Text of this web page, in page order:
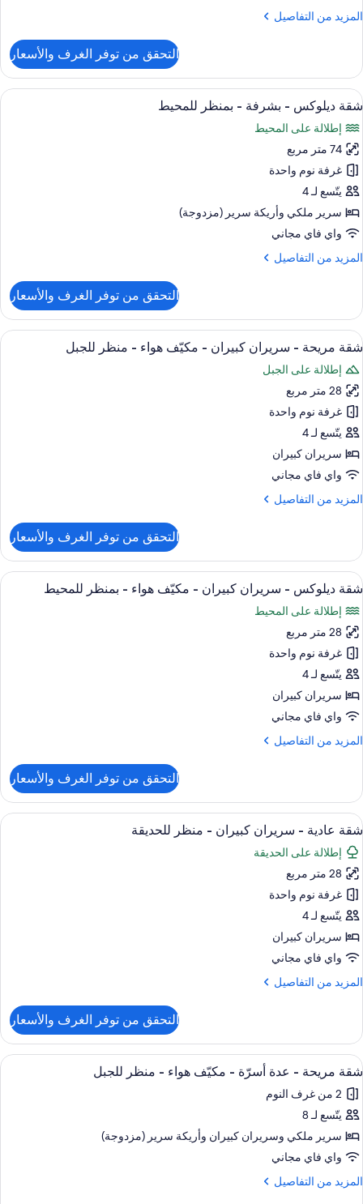
المزيد من التفاصيل
المزيد
شقة
مريحة
-
للجبل
التحقق من توفر الغرف والأسعار
استعراض
جميع
صور
شقة
ديلوكس
-
بشرفة
-
بمنظر
للمحيط
24
شقة ديلوكس - بشرفة - بمنظر للمحيط
إطلالة على المحيط
74 متر مربع
غرفة نوم واحدة
يتّسع لـ 4
سرير ملكي‫‬ وأريكة سرير (مزدوجة)
واي فاي مجاني
المزيد من التفاصيل
المزيد
شقة
ديلوكس
-
-
بمنظر
للمحيط
التحقق من توفر الغرف والأسعار
استعراض
جميع
صور
شقة
مريحة
-
سريران
كبيران
مكيّف
منظر
للجبل
ملاءات من القطن المصري وأغطية فراش
7
شقة مريحة - سريران كبيران - مكيّف هواء - منظر للجبل
إطلالة على الجبل
28 متر مربع
غرفة نوم واحدة
يتّسع لـ 4
سريران كبيران
واي فاي مجاني
المزيد من التفاصيل
المزيد
شقة
مريحة
-
كبيران
مكيّف
هواء
منظر
للجبل
التحقق من توفر الغرف والأسعار
استعراض
جميع
صور
شقة
ديلوكس
-
سريران
كبيران
مكيّف
بمنظر
للمحيط
ملاءات من القطن المصري وأغطية فراش
10
شقة ديلوكس - سريران كبيران - مكيّف هواء - بمنظر للمحيط
إطلالة على المحيط
28 متر مربع
غرفة نوم واحدة
يتّسع لـ 4
سريران كبيران
واي فاي مجاني
المزيد من التفاصيل
المزيد
شقة
ديلوكس
-
سريران
كبيران
مكيّف
هواء
بمنظر
للمحيط
التحقق من توفر الغرف والأسعار
استعراض
جميع
صور
شقة
عادية
-
سريران
كبيران
منظر
ملاءات من القطن المصري وأغطية فراش
16
شقة عادية - سريران كبيران - منظر للحديقة
إطلالة على الحديقة
28 متر مربع
غرفة نوم واحدة
يتّسع لـ 4
سريران كبيران
واي فاي مجاني
المزيد من التفاصيل
المزيد
شقة
عادية
-
كبيران
للحديقة
التحقق من توفر الغرف والأسعار
استعراض
جميع
صور
شقة
مريحة
-
عدة
أسرّة
ملاءات من القطن المصري وأغطية فراش
17
شقة مريحة - عدة أسرّة - مكيّف هواء - منظر للجبل
2 من غرف النوم
يتّسع لـ 8
سرير ملكي‫‬ وسريران كبيران‫‬ وأريكة سرير (مزدوجة)
واي فاي مجاني
المزيد من التفاصيل
المزيد